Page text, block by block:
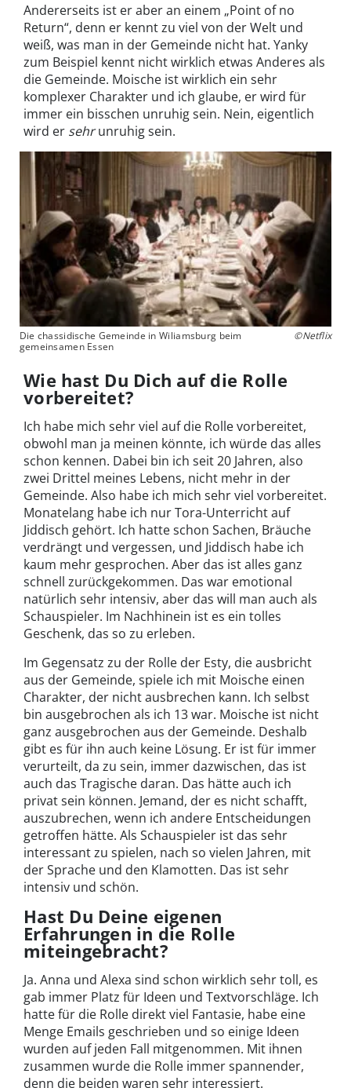
Andererseits ist er aber an einem „Point of no
Return“, denn er kennt zu viel von der Welt und
weiß, was man in der Gemeinde nicht hat. Yanky
zum Beispiel kennt nicht wirklich etwas Anderes als
die Gemeinde. Moische ist wirklich ein sehr
komplexer Charakter und ich glaube, er wird für
immer ein bisschen unruhig sein. Nein, eigentlich
wird er sehrunruhig sein.
Die chassidische Gemeinde in Wiliamsburg beim
gemeinsamen Essen
©Netflix
Wie hast Du Dich auf die Rolle
vorbereitet?
Ich habe mich sehr viel auf die Rolle vorbereitet,
obwohl man ja meinen könnte, ich würde das alles
schon kennen. Dabei bin ich seit 20 Jahren, also
zwei Drittel meines Lebens, nicht mehr in der
Gemeinde. Also habe ich mich sehr viel vorbereitet.
Monatelang habe ich nur Tora-Unterricht auf
Jiddisch gehört. Ich hatte schon Sachen, Bräuche
verdrängt und vergessen, und Jiddisch habe ich
kaum mehr gesprochen. Aber das ist alles ganz
schnell zurückgekommen. Das war emotional
natürlich sehr intensiv, aber das will man auch als
Schauspieler. Im Nachhinein ist es ein tolles
Geschenk, das so zu erleben.
Im Gegensatz zu der Rolle der Esty, die ausbricht
aus der Gemeinde, spiele ich mit Moische einen
Charakter, der nicht ausbrechen kann. Ich selbst
bin ausgebrochen als ich 13 war. Moische ist nicht
ganz ausgebrochen aus der Gemeinde. Deshalb
gibt es für ihn auch keine Lösung. Er ist für immer
verurteilt, da zu sein, immer dazwischen, das ist
auch das Tragische daran. Das hätte auch ich
privat sein können. Jemand, der es nicht schafft,
auszubrechen, wenn ich andere Entscheidungen
getroffen hätte. Als Schauspieler ist das sehr
interessant zu spielen, nach so vielen Jahren, mit
der Sprache und den Klamotten. Das ist sehr
intensiv und schön.
Hast Du Deine eigenen
Erfahrungen in die Rolle
miteingebracht?
Ja. Anna und Alexa sind schon wirklich sehr toll, es
gab immer Platz für Ideen und Textvorschläge. Ich
hatte für die Rolle direkt viel Fantasie, habe eine
Menge Emails geschrieben und so einige Ideen
wurden auf jeden Fall mitgenommen. Mit ihnen
zusammen wurde die Rolle immer spannender,
denn die beiden waren sehr interessiert.